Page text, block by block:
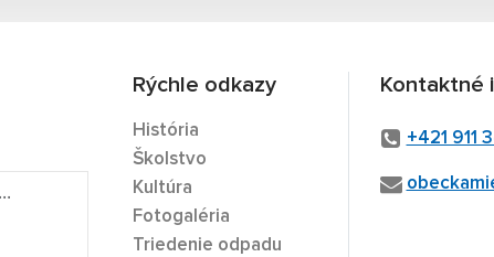
Rýchle odkazy
História
Školstvo
Kultúra
Fotogaléria
Triedenie odpadu
Kontaktné
+421 911